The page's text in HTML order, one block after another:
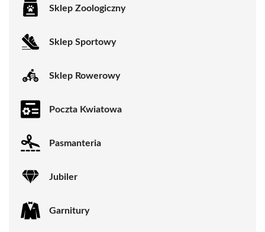
Sklep Zoologiczny
Sklep Sportowy
Sklep Rowerowy
Poczta Kwiatowa
Pasmanteria
Jubiler
Garnitury